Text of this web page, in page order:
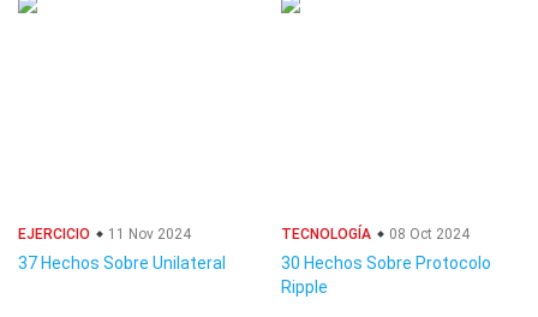
EJERCICIO 11 Nov 2024
37 Hechos Sobre Unilateral
TECNOLOGÍA 08 Oct 2024
30 Hechos Sobre Protocolo
Ripple